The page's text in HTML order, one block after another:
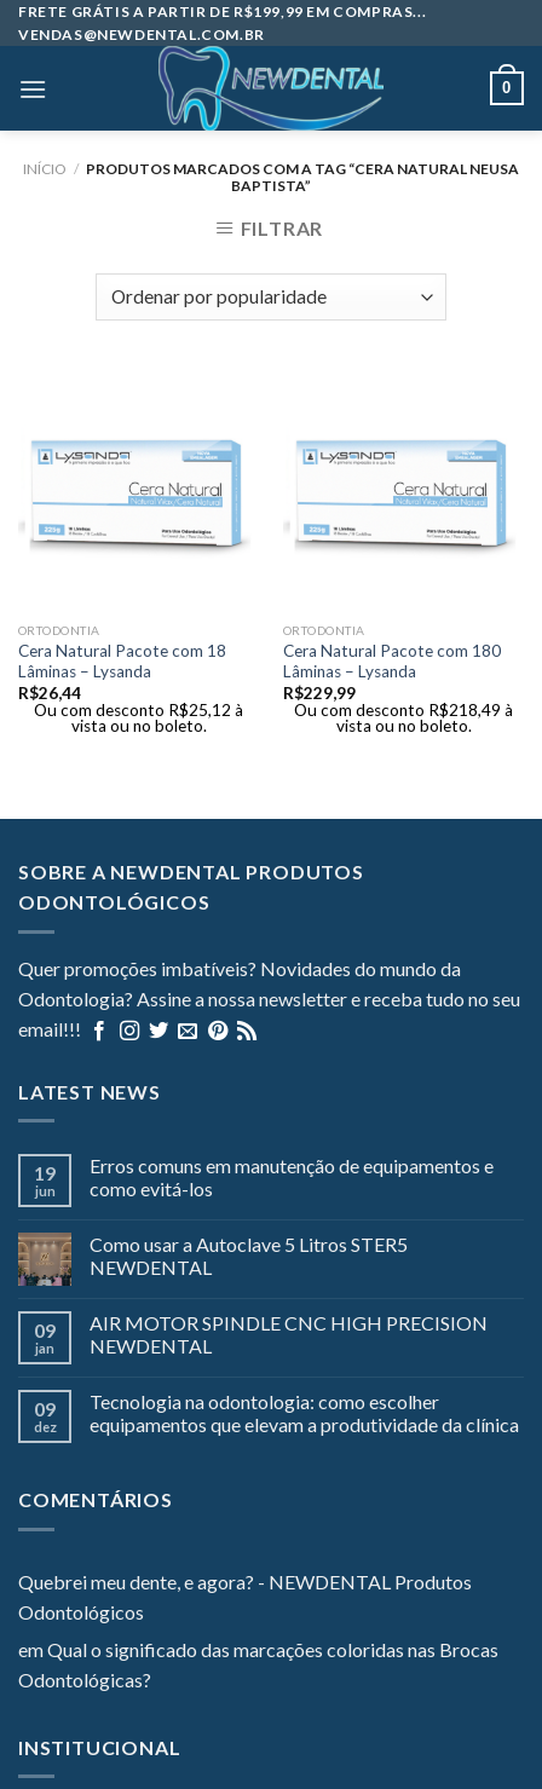
Skip
to
FRETE GRÁTIS A PARTIR DE R$199,99 EM COMPRAS...
VENDAS@NEWDENTAL.COM.BR
0
INÍCIO / PRODUTOS MARCADOS COM A TAG “CERA NATURAL NEUSA
BAPTISTA”
FILTRAR
ORTODONTIA
Cera Natural Pacote com 18
Lâminas – Lysanda
R$26,44
Ou com desconto R$25,12 à
vista ou no boleto.
ORTODONTIA
Cera Natural Pacote com 180
Lâminas – Lysanda
R$229,99
Ou com desconto R$218,49 à
vista ou no boleto.
SOBRE A NEWDENTAL PRODUTOS
ODONTOLÓGICOS
Quer promoções imbatíveis? Novidades do mundo da
Odontologia? Assine a nossa newsletter e receba tudo no seu
email!!!
LATEST NEWS
19
jun
Erros comuns em manutenção de equipamentos e
como evitá-los
Como usar a Autoclave 5 Litros STER5
NEWDENTAL
09
jan
AIR MOTOR SPINDLE CNC HIGH PRECISION
NEWDENTAL
09
dez
Tecnologia na odontologia: como escolher
equipamentos que elevam a produtividade da clínica
COMENTÁRIOS
Quebrei meu dente, e agora? - NEWDENTAL Produtos
Odontológicos
emQual o significado das marcações coloridas nas Brocas
Odontológicas?
INSTITUCIONAL